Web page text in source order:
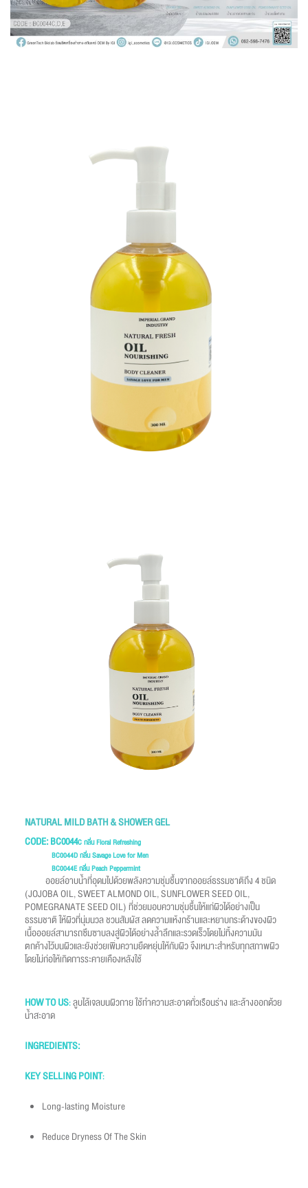
NATURAL MILD BATH & SHOWER GEL
CODE: BC0044C กลิ่น Floral Refreshing
BC0044D กลิ่น Savage Love for Men
BC0044Eกลิ่น PeachPeppermint
ออยล์อาบน้ำที่อุดมไปด้วยพลังความชุ่มชื้นจากออยล์ธรรมชาติถึง 4 ชนิด
(JOJOBA OIL, SWEET ALMOND OIL, SUNFLOWER SEED OIL,
POMEGRANATE SEED OIL) ที่ช่วยมอบความชุ่มชื้นให้แก่ผิวได้อย่างเป็น
ธรรมชาติ ให้ผิวที่นุ่มนวล ชวนสัมผัส ลดความแห้งกร้านและหยาบกระด้างของผิว
เนื้อออยล์สามารถซึมซาบลงสู่ผิวได้อย่างล้ำลึกและรวดเร็วโดยไม่ทิ้งความมัน
ตกค้างไว้บนผิวและยังช่วยเพิ่มความยืดหยุ่นให้กับผิว จึงเหมาะสำหรับทุกสภาพผิว
โดยไม่ก่อให้เกิดการระคายเคืองหลังใช้
HOW TO US:ลูบไล้เจลบนผิวกาย ใช้ทำความสะอาดทั่วเรือนร่าง และล้างออกด้วย
น้ำสะอาด
INGREDIENTS:
KEY SELLING POINT:
Long-lasting Moisture
Reduce Dryness Of The Skin